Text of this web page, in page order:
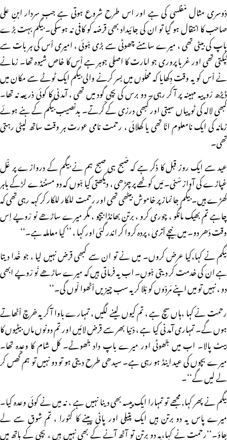
دْوسری مثال مْفلسی کی ہے اور اس طرح شروع ہوتی ہے جب سردار ابنِ علی
صاحب کا انتقال ہو گیا تو ان کی جائیداد بھی قرضہ کو کافی نہ ہوسکی۔ بیگم بہت بڑے
باپ کی بیٹی تھی ، میرے سامنے چھوٹی سے بڑی ہْوئی ، امیری اْس کی ہر بات سے
ٹپکتی تھی اور غربا پروری جو امارت کا اصلی جوہر ہے اْس کا خاص شیوہ تھا۔ زمانے
نے اْس کو یہ وقت دِکھایا کہ محلْوں میں بسر کرنے والی بیگم ایک ٹوٹے سے مکان میں
ڈیڑھ رْوپیہ مہینہ پر آ کر رہی۔ دو برس کی بچی گود میں تھی ، آمدنی کا کوئی ذریعہ نہ تھا۔
کبھی لالہ کی ٹوپیاں سیتی اور کبھی درزی کے کْرتے۔ بدنصیب بیگم کے بنے ہوئے
زمانہ کی ایک نامعلوم انّا تھی یا کِھلائی ، رحمت نامی عورت ہر وقت ساتھ لپٹی رہتی
تھی۔
عید سے ایک روز قبل کا ذکر ہے کہ صْبح ہی صبح ہم نے بیگم کے دروازے پر غْل
غپاڑے کی آواز سْنی۔ مَیں کوٹھے پر چڑھی ، دیکھتی کیا ہْوں کہ دو مسٹنڈے لڑکے باہر
کھڑے ہیں۔ بیگم جا نماز پر خاموش بیٹھی تھی اور رحمت للکار للکار کر کہہ رہی تھی کہ
چاہے تم بھیک مانگو ، چوری کرو ، برتن بھانڈا بیچو ، مگر میرے ساڑھے نو رْوپے اِس
وقت دَھر دو۔ میں نیچے اْتری ، پردہ کروا کر اندر گئی اور کہا ، ’’ کیا معاملہ ہے۔‘‘
بیگم نے کہا،کیا عرض کروں۔ میں نے تو ان سے کبھی قرض نہیں لیا ، جو خْدا دیتا
ہے ان کی خدمت کر دیتی ہْوں۔ اب یہ فرماتی ہیں کہ میرے ساڑھے نَو رْوپے ابھی
دو ، نہیں تو میں اپنے مَردْوں کو بْلا کر یہ سب چیزیں اْٹھوا لْوں گی۔‘‘
رحمت نے کہا ،ہاں سچ ہے ، تم کیوں لینے لگیں ، تمہارے باوا آ کر یہ خرچ اْٹھاتے
ہوں گے۔ تمہاری آمدنی کیا ہے ، دْنیا بھر سے قرض لائیں اور تم دونوں ماں بیٹیوں کا
پیٹ پالا۔ اب میں جْھوٹی اور میرے باپ داد جْھوٹے۔ کل شام کا وعدہ تھا۔
میرے بچوں کی عید اینڈ ہو رہی ہے۔ سیدھی طرح دیتی ہو تو دو نہیں تو ہم گْھس کر
لے لیں گے‘‘۔
بیگم نے پھر کہا, مجھے تو تمہارا ایک پیسہ بھی دینا نہیں ہے ، نہ میں نے کوئی وعدہ کیا۔
میرے پاس یہ دو برتن ہیں ایک پتیلی اور پانی پینے کا کٹورا ، تم شوق سے لے
جاؤ۔‘‘رحمت نے کہا،یہ دو برتن تو آٹھ آنے کے بھی نہیں ہیں ، بچی کے ہاتھ میں